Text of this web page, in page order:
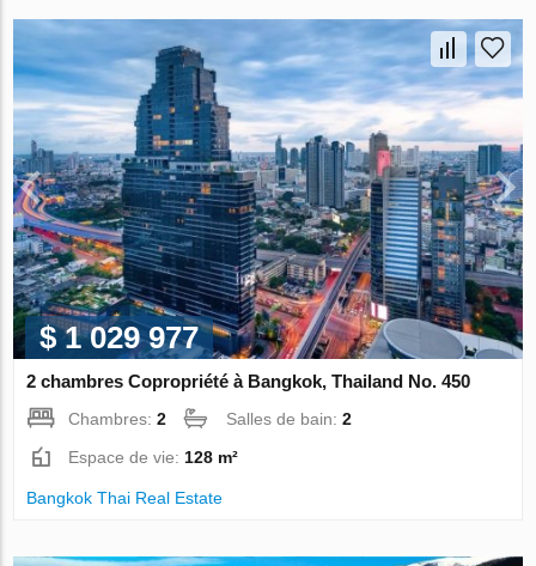
$ 1 029 977
2 chambres Copropriété à Bangkok, Thailand No. 450
Chambres:2 Salles de bain:2
Espace de vie: 128 m²
Bangkok Thai Real Estate